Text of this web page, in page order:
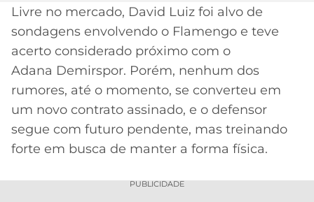
BETBOOM
CÓDIGO
DE
INDICAÇÃO
BET365
CÓDIGO
BETANO
PALMEIRAS
CORINTHIANS
SÃO
PAULO
SANTOS
FLAMENGO
SÉRIE
LIBERTADORES
COPA
DO
BRASIL
ESPORTIVA
MERCADO
BOLA
PALPITES
Livre no mercado, David Luiz foi alvo de
sondagens envolvendo o Flamengo e teve
acerto considerado próximo com o
Adana Demirspor. Porém, nenhum dos
rumores, até o momento, se converteu em
um novo contrato assinado, e o defensor
segue com futuro pendente, mas treinando
forte em busca de manter a forma física.
PUBLICIDADE